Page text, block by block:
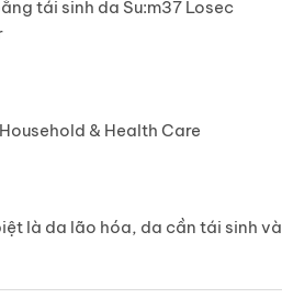
tái sinh da Su:m37 Losec
& Health Care
là da lão hóa, da cần tái sinh và